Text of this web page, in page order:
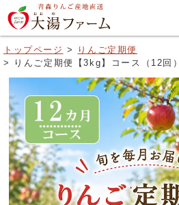
トップページ
りんご定期便
りんご定期便【3kg】コース（12回）